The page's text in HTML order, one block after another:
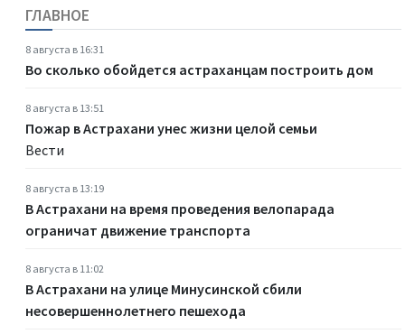
ГЛАВНОЕ
8 августа в 16:31
Во сколько обойдется астраханцам построить дом
8 августа в 13:51
Пожар в Астрахани унес жизни целой семьи
Вести
8 августа в 13:19
В Астрахани на время проведения велопарада
ограничат движение транспорта
8 августа в 11:02
В Астрахани на улице Минусинской сбили
несовершеннолетнего пешехода